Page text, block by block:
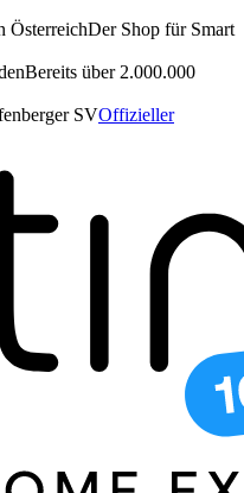
Der Shop für Smart
Bereits über 2.000.000
Offizieller